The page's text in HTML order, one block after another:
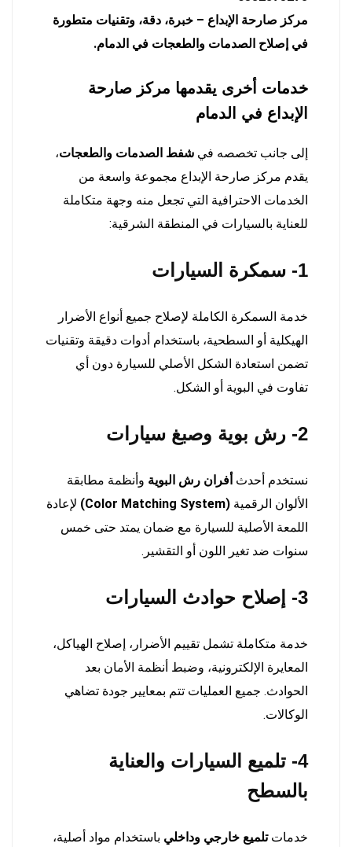
مركز صارحة الإبداع – خبرة، دقة، وتقنيات متطورة
في إصلاح الصدمات والطعجات في الدمام.
خدمات أخرى يقدمها مركز صارحة
الإبداع في الدمام
إلى جانب تخصصه في شفط الصدمات والطعجات،
يقدم مركز صارحة الإبداع مجموعة واسعة من
الخدمات الاحترافية التي تجعل منه وجهة متكاملة
للعناية بالسيارات في المنطقة الشرقية:
1- سمكرة السيارات
خدمة السمكرة الكاملة لإصلاح جميع أنواع الأضرار
الهيكلية أو السطحية، باستخدام أدوات دقيقة وتقنيات
تضمن استعادة الشكل الأصلي للسيارة دون أي
تفاوت في البوية أو الشكل.
2- رش بوية وصبغ سيارات
نستخدم أحدث أفران رش البوية وأنظمة مطابقة
الألوان الرقمية (Color Matching System)
لإعادة
اللمعة الأصلية للسيارة مع ضمان يمتد حتى خمس
سنوات ضد تغير اللون أو التقشير.
3- إصلاح حوادث السيارات
خدمة متكاملة تشمل تقييم الأضرار، إصلاح الهياكل،
المعايرة الإلكترونية، وضبط أنظمة الأمان بعد
الحوادث. جميع العمليات تتم بمعايير جودة تضاهي
الوكالات.
4- تلميع السيارات والعناية
بالسطح
خدماتتلميع خارجي وداخلي باستخدام مواد أصلية،